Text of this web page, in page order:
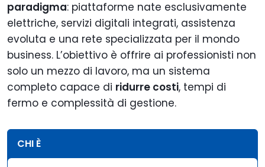
paradigma: piattaforme nate esclusivamente
elettriche, servizi digitali integrati, assistenza
evoluta e una rete specializzata per il mondo
business. L’obiettivo è offrire ai professionisti non
solo un mezzo di lavoro, ma un sistema
completo capace di ridurre costi, tempi di
fermo e complessità di gestione.
CHI È